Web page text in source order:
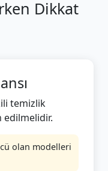
Dikkat
temizlik
edilmelidir.
olan modelleri